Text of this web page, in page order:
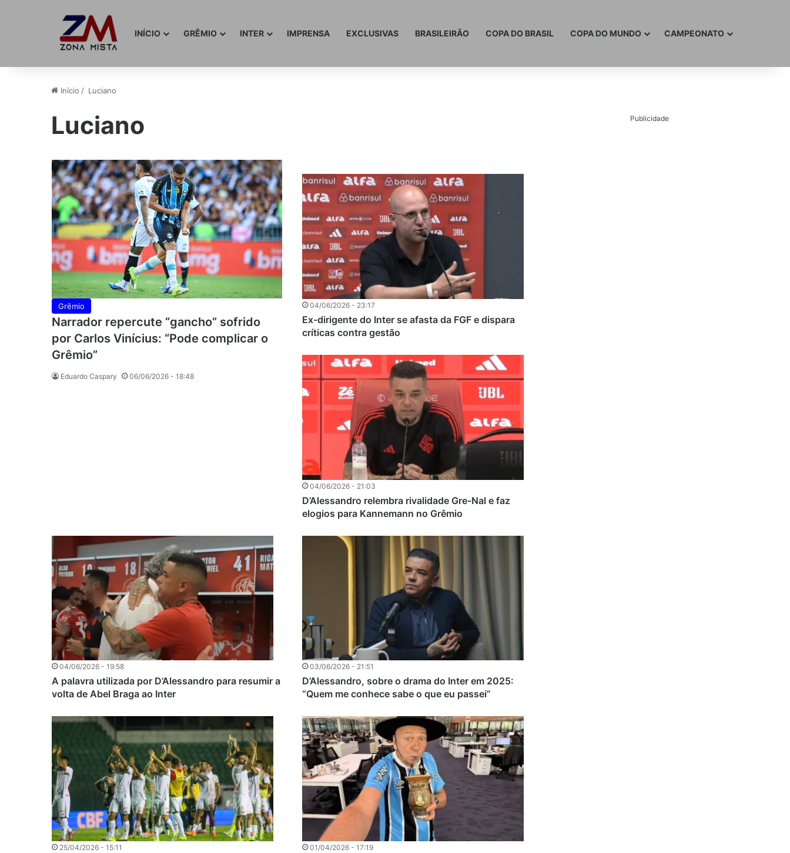
INÍCIO GRÊMIO INTER IMPRENSA EXCLUSIVAS BRASILEIRÃO COPA DO BRASIL COPA DO MUNDO CAMPEONATO
Início / Luciano
Luciano
Grêmio
Narrador repercute “gancho” sofrido
por Carlos Vinícius: “Pode complicar o
Grêmio”
Eduardo Caspary 06/06/2026 - 18:48
04/06/2026 - 23:17
Ex-dirigente do Inter se afasta da FGF e dispara
críticas contra gestão
04/06/2026 - 21:03
D’Alessandro relembra rivalidade Gre-Nal e faz
elogios para Kannemann no Grêmio
04/06/2026 - 19:58
A palavra utilizada por D’Alessandro para resumir a
volta de Abel Braga ao Inter
03/06/2026 - 21:51
D’Alessandro, sobre o drama do Inter em 2025:
“Quem me conhece sabe o que eu passei”
25/04/2026 - 15:11 01/04/2026 - 17:19
Publicidade